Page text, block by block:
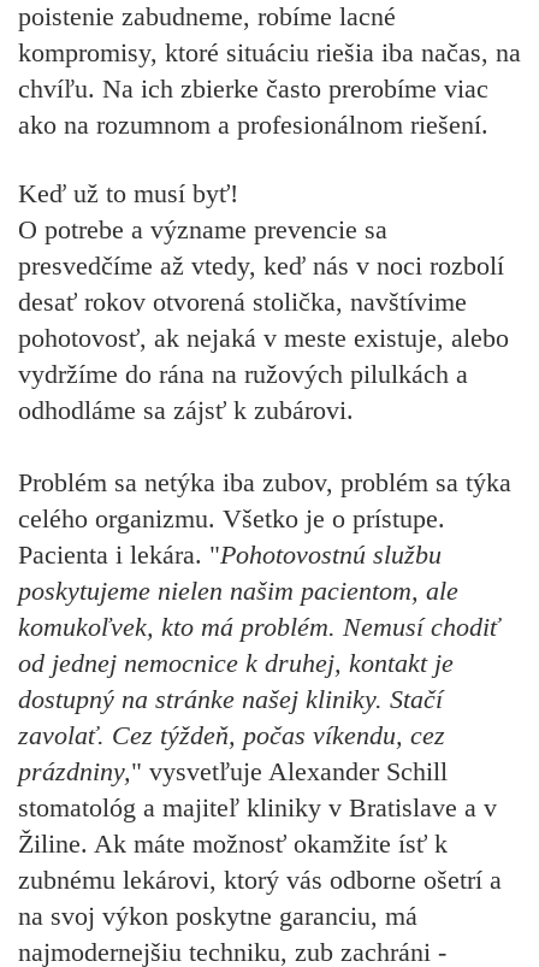
poistenie zabudneme, robíme lacné
kompromisy, ktoré situáciu riešia iba načas, na
chvíľu. Na ich zbierke často prerobíme viac
ako na rozumnom a profesionálnom riešení.
Keď už to musí byť!
O potrebe a význame prevencie sa
presvedčíme až vtedy, keď nás v noci rozbolí
desať rokov otvorená stolička, navštívime
pohotovosť, ak nejaká v meste existuje, alebo
vydržíme do rána na ružových pilulkách a
odhodláme sa zájsť k zubárovi.
Problém sa netýka iba zubov, problém sa týka
celého organizmu. Všetko je o prístupe.
Pacienta i lekára. "Pohotovostnú službu
poskytujeme nielen našim pacientom, ale
komukoľvek, kto má problém. Nemusí chodiť
od jednej nemocnice k druhej, kontakt je
dostupný na stránke našej kliniky. Stačí
zavolať. Cez týždeň, počas víkendu, cez
prázdniny," vysvetľuje Alexander Schill
stomatológ a majiteľ kliniky v Bratislave a v
Žiline. Ak máte možnosť okamžite ísť k
zubnému lekárovi, ktorý vás odborne ošetrí a
na svoj výkon poskytne garanciu, má
najmodernejšiu techniku, zub zachráni -